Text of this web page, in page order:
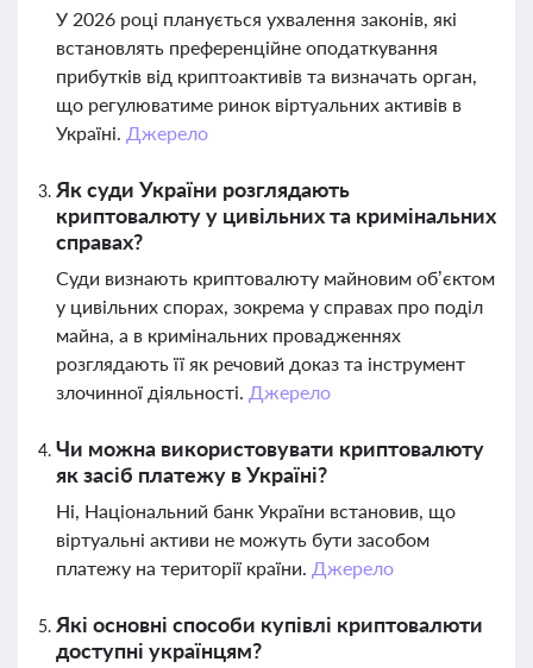
У 2026 році планується ухвалення законів, які
встановлять преференційне оподаткування
прибутків від криптоактивів та визначать орган,
що регулюватиме ринок віртуальних активів в
Україні. Джерело
Як суди України розглядають
криптовалюту у цивільних та кримінальних
справах?
Суди визнають криптовалюту майновим об’єктом
у цивільних спорах, зокрема у справах про поділ
майна, а в кримінальних провадженнях
розглядають її як речовий доказ та інструмент
злочинної діяльності. Джерело
Чи можна використовувати криптовалюту
як засіб платежу в Україні?
Ні, Національний банк України встановив, що
віртуальні активи не можуть бути засобом
платежу на території країни. Джерело
Які основні способи купівлі криптовалюти
доступні українцям?